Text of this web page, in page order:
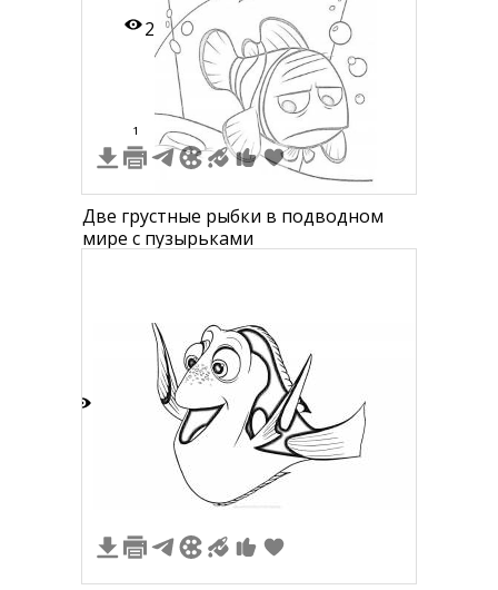
2
1
Две грустные рыбки в подводном
мире с пузырьками